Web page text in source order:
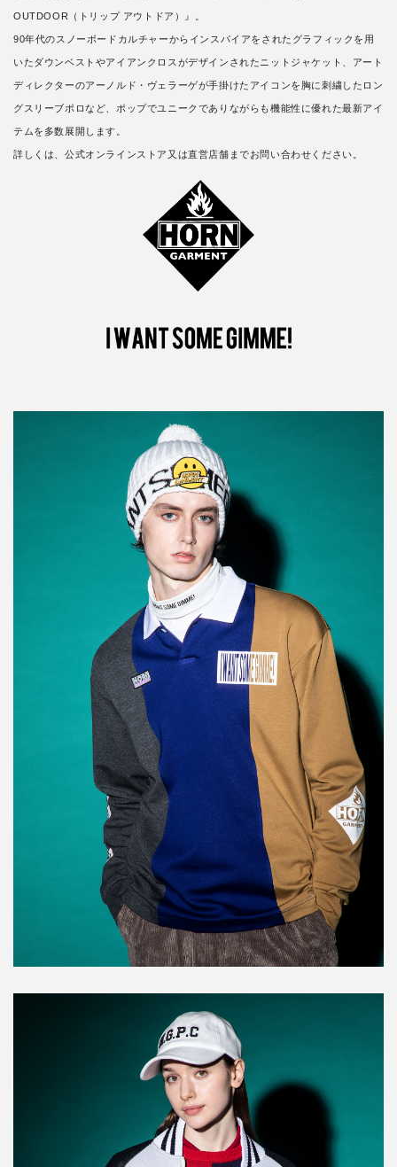
OUTDOOR（トリップ アウトドア）』。
90年代のスノーボードカルチャーからインスパイアをされたグラフィックを用
いたダウンベストやアイアンクロスがデザインされたニットジャケット、アート
ディレクターのアーノルド・ヴェラーゲが手掛けたアイコンを胸に刺繍したロン
グスリーブポロなど、ポップでユニークでありながらも機能性に優れた最新アイ
テムを多数展開します。
詳しくは、公式オンラインストア又は直営店舗までお問い合わせください。